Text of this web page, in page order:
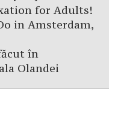
for Adults!
in Amsterdam,
în
Olandei